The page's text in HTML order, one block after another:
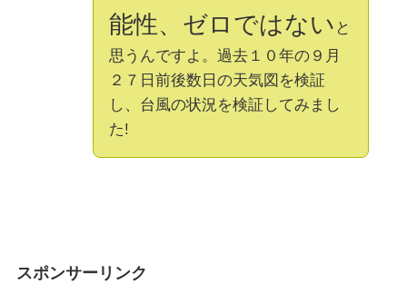
能性、ゼロではない と
思うんですよ。過去１０年の９月
２７日前後数日の天気図を検証
し、台風の状況を検証してみまし
た!
スポンサーリンク